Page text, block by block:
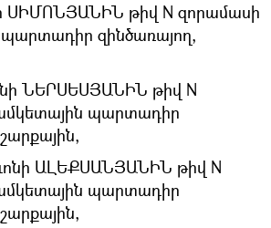
ՍԻՄՈՆՅԱՆԻՆ թիվ N զորամասի
զինծառայող,
ՆԵՐՍԵՍՅԱՆԻՆ թիվ N
պարտադիր
ԱԼԵՔՍԱՆՅԱՆԻՆ թիվ N
պարտադիր